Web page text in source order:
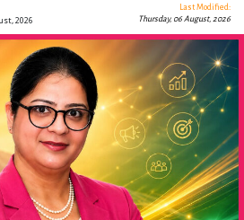
2026
Last Modified:
Thursday, 06 August, 2026